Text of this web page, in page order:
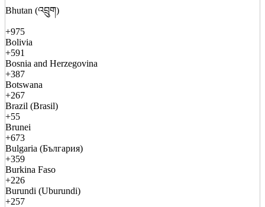
Bhutan (འབྲུག)
+975
Bolivia
+591
Bosnia and Herzegovina
+387
Botswana
+267
Brazil (Brasil)
+55
Brunei
+673
Bulgaria (България)
+359
Burkina Faso
+226
Burundi (Uburundi)
+257